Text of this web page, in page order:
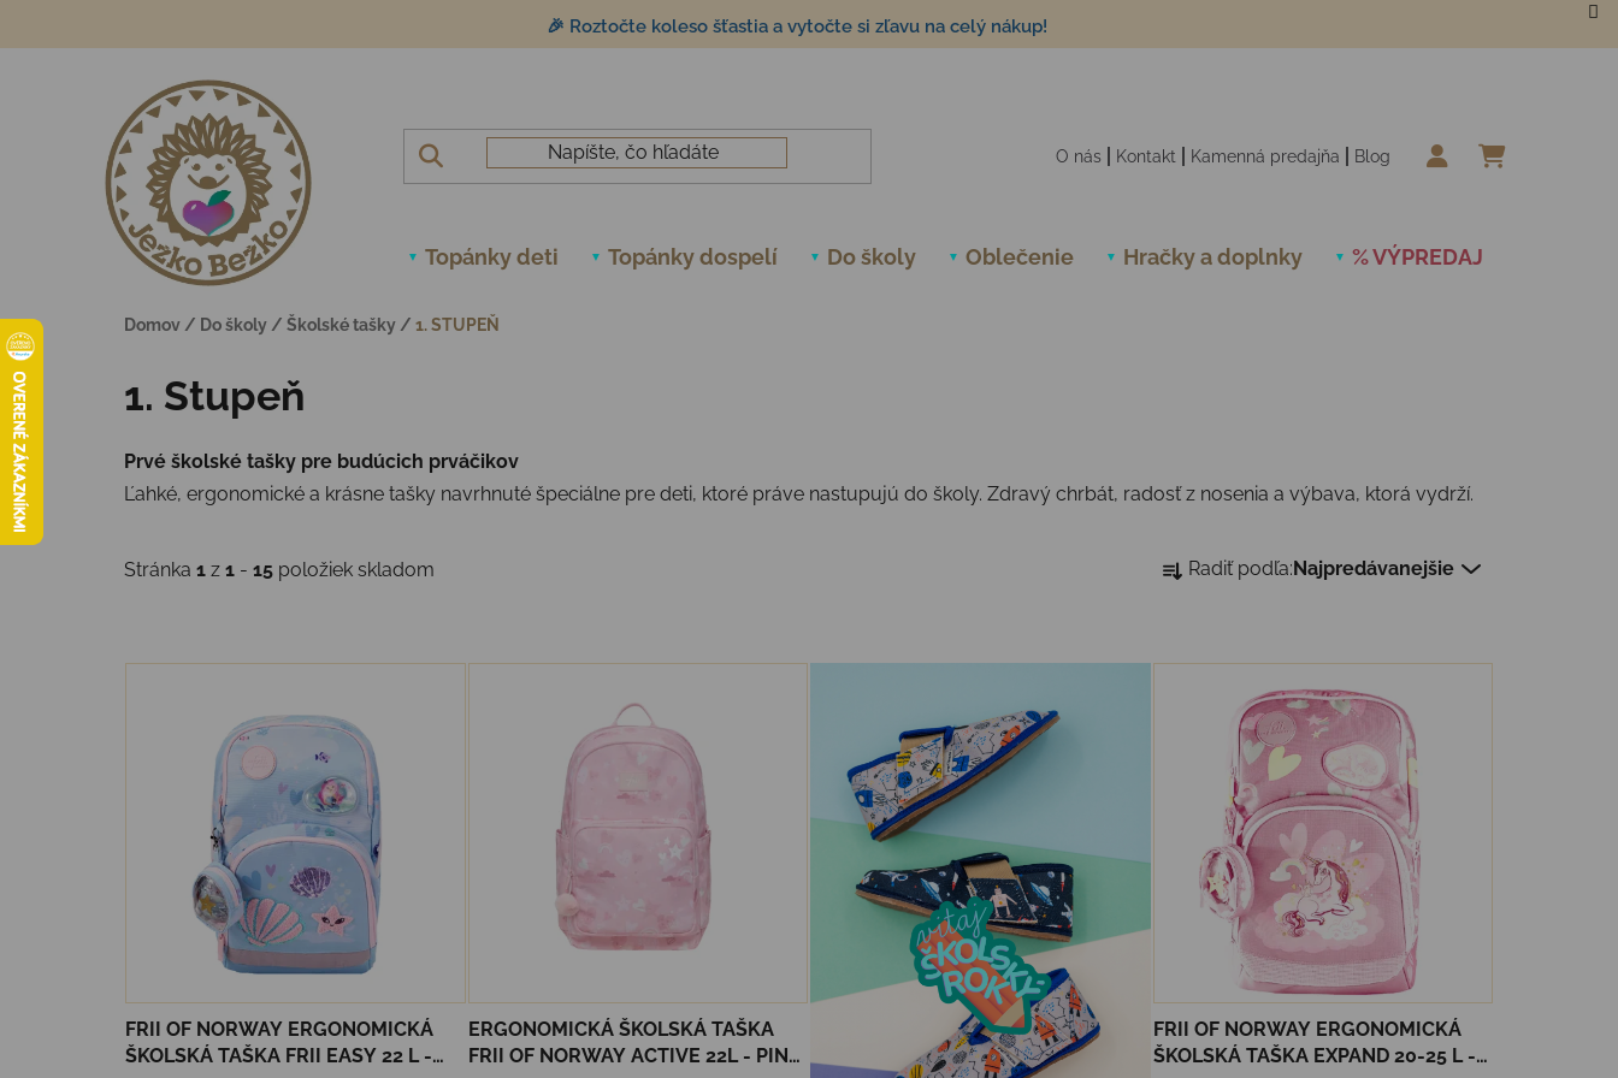
🎉 Roztočte koleso šťastia a vytočte si zľavu na celý nákup!
O nás Kontakt Kamenná predajňa Blog
Topánky deti Topánky dospelí Do školy Oblečenie Hračky a doplnky % VÝPREDAJ
Domov / Do školy / Školské tašky / 1. STUPEŇ
1. Stupeň
Prvé školské tašky pre budúcich prváčikov
Ľahké, ergonomické a krásne tašky navrhnuté špeciálne pre deti, ktoré práve nastupujú do školy. Zdravý chrbát, radosť z nosenia a výbava, ktorá vydrží.
Stránka 1 z 1 - 15 položiek skladom
Radenie produktov
Radiť podľa: Najpredávanejšie
Výpis produktov
FRII OF NORWAY ERGONOMICKÁ
ŠKOLSKÁ TAŠKA FRII EASY 22 L -
ERGONOMICKÁ ŠKOLSKÁ TAŠKA
FRII OF NORWAY ACTIVE 22L - PINK
FRII OF NORWAY ERGONOMICKÁ
ŠKOLSKÁ TAŠKA EXPAND 20-25 L -